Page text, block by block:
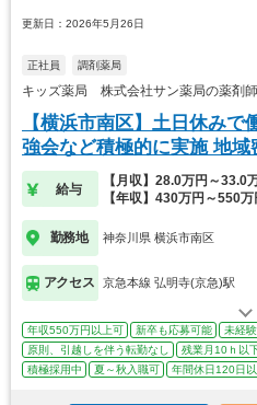
更新日：2026年5月26日
正社員 調剤薬局
キッズ薬局 株式会社サン薬局の薬剤師
【横浜市南区】土日休み
強会など積極的に実施 地域
給与
【月収】28.0万円～33.0
【年収】430万円～550
勤務地 神奈川県 横浜市南区
アクセス 京急本線 弘明寺(京急)駅
年収550万円以上可 新卒も応募可能
未経
原則、引越しを伴う転勤なし
残業月10ｈ以
積極採用中
夏～秋入職可 年間休日120日